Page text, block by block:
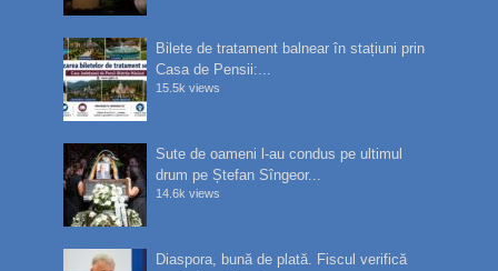
Bilete de tratament balnear în stațiuni prin
Casa de Pensii:...
15.5k views
Sute de oameni l-au condus pe ultimul
drum pe Ștefan Sîngeor...
14.6k views
Diaspora, bună de plată. Fiscul verifică